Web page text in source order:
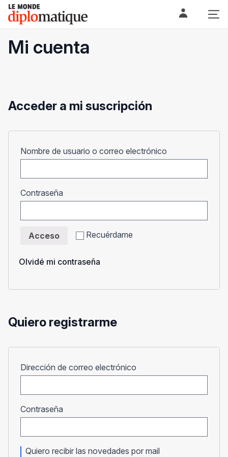
Skip
content
Le monde diplomatique
Mi cuenta
Acceder a mi suscripción
Nombre de usuario o correo electrónico
Contraseña
Recuérdame
Acceso
Olvidé mi contraseña
Quiero registrarme
Dirección de correo electrónico
Contraseña
Quiero recibir las novedades por mail